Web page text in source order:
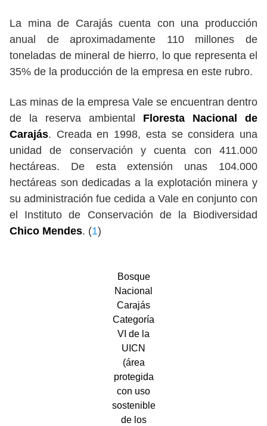
La mina de Carajás cuenta con una producción
anual de aproximadamente 110 millones de
toneladas de mineral de hierro, lo que representa el
35% de la producción de la empresa en este rubro.
Las minas de la empresa Vale se encuentran dentro
de la reserva ambiental Floresta Nacional de
Carajás. Creada en 1998, esta se considera una
unidad de conservación y cuenta con 411.000
hectáreas. De esta extensión unas 104.000
hectáreas son dedicadas a la explotación minera y
su administración fue cedida a Vale en conjunto con
el Instituto de Conservación de la Biodiversidad
Chico Mendes. (1)
Bosque
Nacional
Carajás
Categoría
VI de la
UICN
(área
protegida
con uso
sostenible
de los